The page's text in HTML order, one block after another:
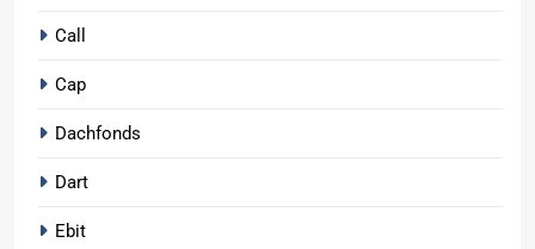
Call
Cap
Dachfonds
Dart
Ebit